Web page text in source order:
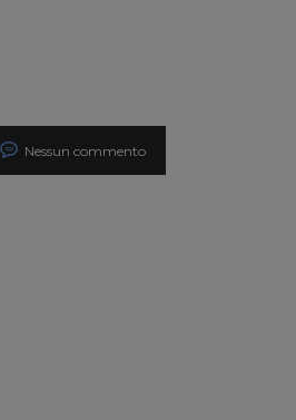
Nessun commento